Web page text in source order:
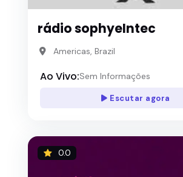
rádio sophyeIntec
Americas, Brazil
Ao Vivo:Sem Informações
Escutar agora
0.0